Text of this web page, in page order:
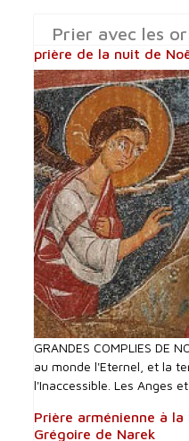
Prier avec les
prière de la nuit de
GRANDES COMPLIES DE
au monde l'Eternel, et la
l'Inaccessible. Les Anges et
Prière arménienne à
Grégoire de Narek